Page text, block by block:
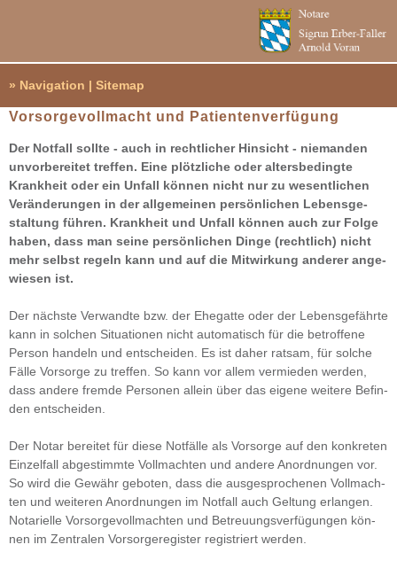
» Navigation | Sitemap
Vor­sor­ge­voll­macht und Pati­en­ten­ver­fü­gung
Der Not­fall sollte - auch in recht­li­cher Hin­sicht - nie­man­den
unvor­be­rei­tet tref­fen. Eine plötz­li­che oder alters­be­dingte
Krank­heit oder ein Unfall kön­nen nicht nur zu wesent­li­chen
Ver­än­de­run­gen in der all­ge­mei­nen per­sön­li­chen Lebens­ge­
stal­tung füh­ren. Krank­heit und Unfall kön­nen auch zur Folge
haben, dass man seine per­sön­li­chen Dinge (recht­lich) nicht
mehr selbst regeln kann und auf die Mit­wir­kung ande­rer ange­
wie­sen ist.
Der nächste Ver­wandte bzw. der Ehe­gatte oder der Lebens­ge­fährte
kann in sol­chen Situa­tio­nen nicht auto­ma­tisch für die betrof­fene
Per­son han­deln und ent­schei­den. Es ist daher rat­sam, für sol­che
Fälle Vor­sorge zu tref­fen. So kann vor allem ver­mie­den wer­den,
dass andere fremde Per­so­nen allein über das eigene wei­tere Befin­
den ent­schei­den.
Der Notar berei­tet für diese Not­fälle als Vor­sorge auf den kon­kre­ten
Ein­zel­fall abge­stimmte Voll­mach­ten und andere Anord­nun­gen vor.
So wird die Gewähr gebo­ten, dass die aus­ge­spro­che­nen Voll­mach­
ten und wei­te­ren Anord­nun­gen im Not­fall auch Gel­tung erlan­gen.
Nota­ri­elle Vor­sor­ge­voll­mach­ten und Betreu­ungs­ver­fü­gun­gen kön­
nen im Zen­tra­len Vor­sor­ge­re­gis­ter regis­triert wer­den.